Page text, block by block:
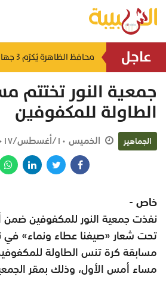
عاجل
منذ ١٥ ساعة
جمعية النور تختتم
الطاولة للمكفوفين
الجماهير الخميس ١٠/أغسطس/٢٠١٧ ٠٤:٣٠ ص
خاص -
نفذت جمعية النور للمكفوفين ضمن
تحت شعار «صيفنا عطاء ونماء» في
مسابقة كرة تنس الطاولة
مساء أمس الأول، وذلك بمقر